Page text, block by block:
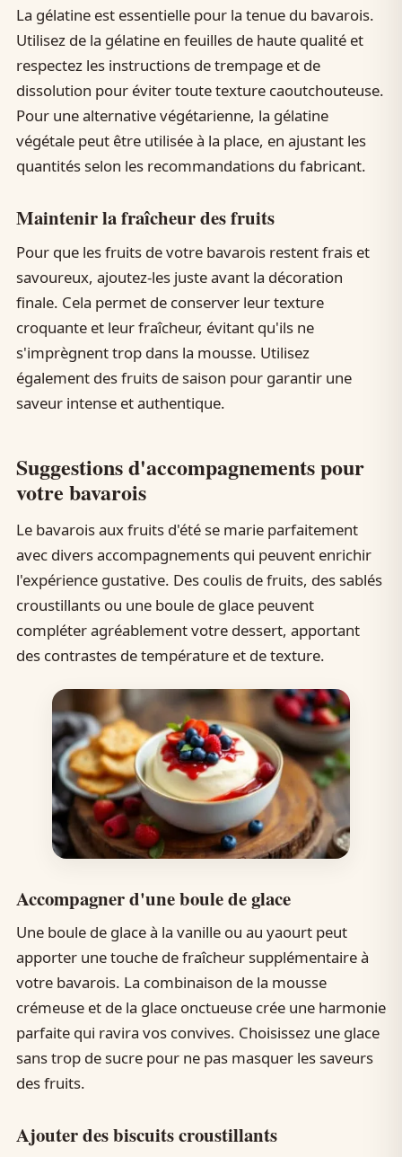
La gélatine est essentielle pour la tenue du bavarois.
Utilisez de la gélatine en feuilles de haute qualité et
respectez les instructions de trempage et de
dissolution pour éviter toute texture caoutchouteuse.
Pour une alternative végétarienne, la gélatine
végétale peut être utilisée à la place, en ajustant les
quantités selon les recommandations du fabricant.
Maintenir la fraîcheur des fruits
Pour que les fruits de votre bavarois restent frais et
savoureux, ajoutez-les juste avant la décoration
finale. Cela permet de conserver leur texture
croquante et leur fraîcheur, évitant qu'ils ne
s'imprègnent trop dans la mousse. Utilisez
également des fruits de saison pour garantir une
saveur intense et authentique.
Suggestions d'accompagnements pour
votre bavarois
Le bavarois aux fruits d'été se marie parfaitement
avec divers accompagnements qui peuvent enrichir
l'expérience gustative. Des coulis de fruits, des sablés
croustillants ou une boule de glace peuvent
compléter agréablement votre dessert, apportant
des contrastes de température et de texture.
Accompagner d'une boule de glace
Une boule de glace à la vanille ou au yaourt peut
apporter une touche de fraîcheur supplémentaire à
votre bavarois. La combinaison de la mousse
crémeuse et de la glace onctueuse crée une harmonie
parfaite qui ravira vos convives. Choisissez une glace
sans trop de sucre pour ne pas masquer les saveurs
des fruits.
Ajouter des biscuits croustillants